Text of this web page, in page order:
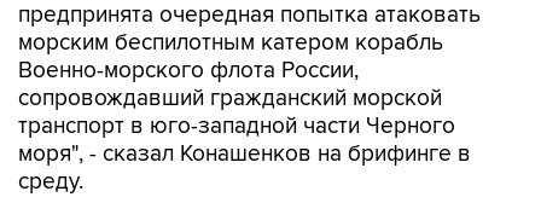
предпринята очередная попытка атаковать
морским беспилотным катером корабль
Военно-морского флота России,
сопровождавший гражданский морской
транспорт в юго-западной части Черного
моря", - сказал Конашенков на брифинге в
среду.